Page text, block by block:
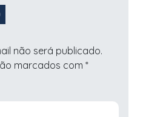
não será publicado.
marcados com *